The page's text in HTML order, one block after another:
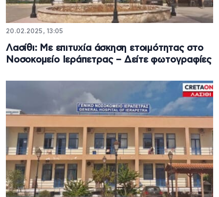
20.02.2025, 13:05
Λασίθι: Με επιτυχία άσκηση ετοιμότητας στο
Νοσοκομείο Ιεράπετρας – Δείτε φωτογραφίες